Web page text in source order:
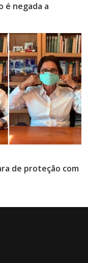
é negada a
de proteção com